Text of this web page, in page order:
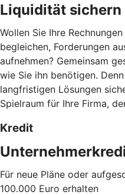
Liquidität sichern
Wollen Sie Ihre
begleichen, Forderungen
aufnehmen? Gemeinsam
wie Sie ihn benötigen.
langfristigen Lösungen
Spielraum für Ihre Firma,
Kredit
Für neue Pläne oder
100.000 Euro erhalten